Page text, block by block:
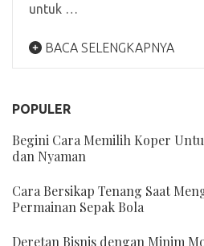
untuk …
BACA SELENGKAPNYA
POPULER
Begini Cara Memilih Koper
dan Nyaman
Cara Bersikap Tenang Saat
Permainan Sepak Bola
Deretan Bisnis dengan Minim